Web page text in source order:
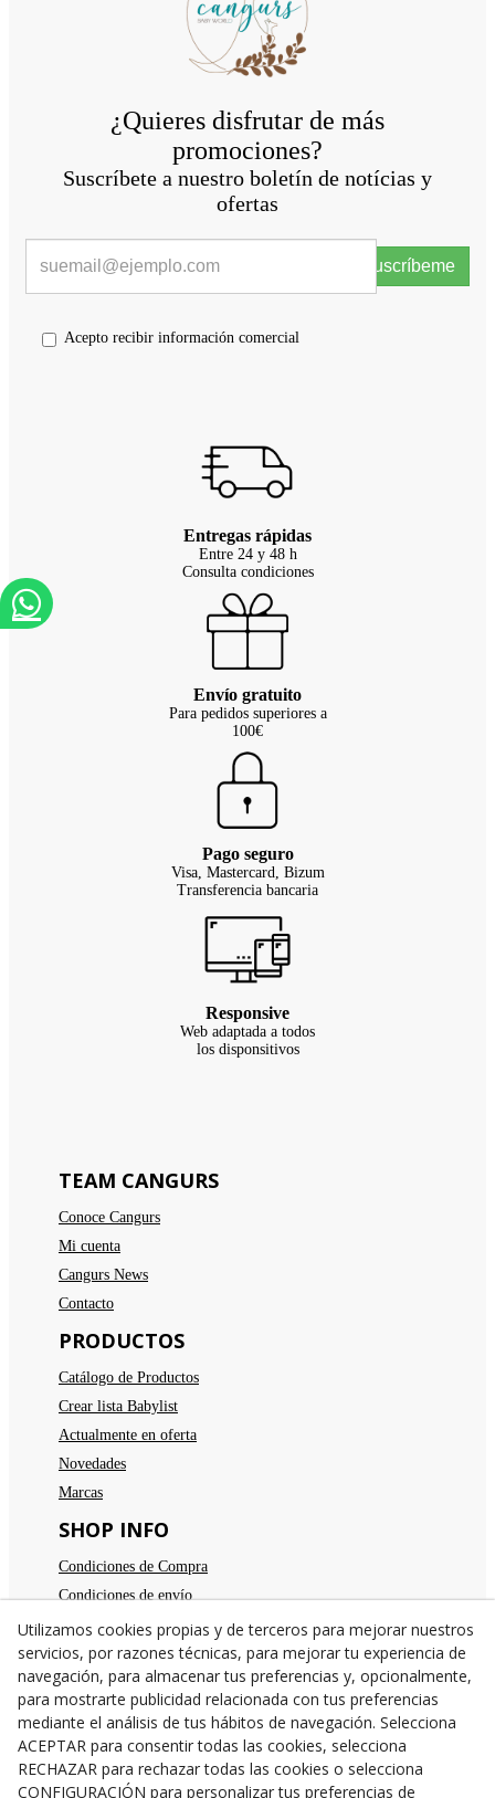
¿Quieres disfrutar de más
promociones?
Suscríbete a nuestro boletín de notícias y
ofertas
Suscríbeme
Acepto recibir información comercial
Entregas rápidas
Entre 24 y 48 h
Consulta condiciones
Envío gratuito
Para pedidos superiores a
100€
Pago seguro
Visa, Mastercard, Bizum
Transferencia bancaria
Responsive
Web adaptada a todos
los disponsitivos
TEAM CANGURS
Conoce Cangurs
Mi cuenta
Cangurs News
Contacto
PRODUCTOS
Catálogo de Productos
Crear lista Babylist
Actualmente en oferta
Novedades
Marcas
SHOP INFO
Condiciones de Compra
Condiciones de envío
Devoluciones
Aviso legal
Política de privacidad
Política de cookies
TE ESPERAMOS
C/Santa Anna nº 7
Utilizamos cookies propias y de terceros para mejorar nuestros
servicios, por razones técnicas, para mejorar tu experiencia de
navegación, para almacenar tus preferencias y, opcionalmente,
para mostrarte publicidad relacionada con tus preferencias
mediante el análisis de tus hábitos de navegación. Selecciona
ACEPTAR para consentir todas las cookies, selecciona
RECHAZAR para rechazar todas las cookies o selecciona
CONFIGURACIÓN para personalizar tus preferencias de